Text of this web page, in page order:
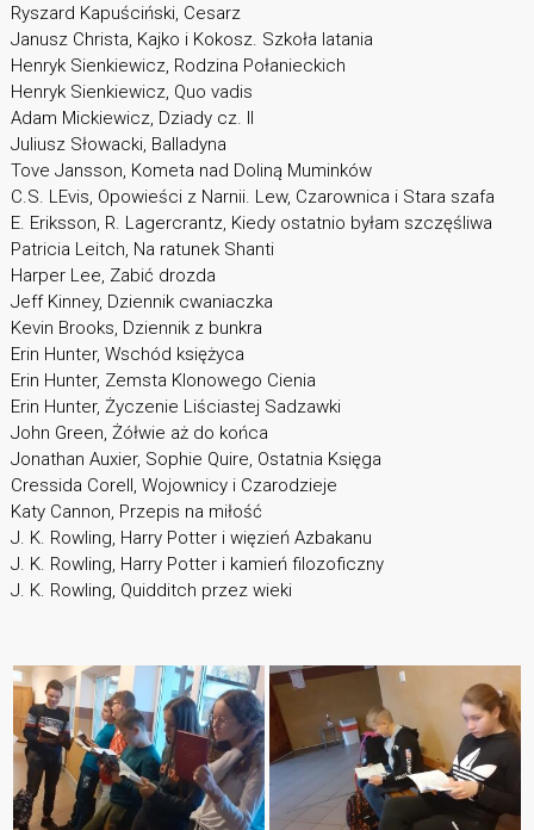
Ryszard Kapuściński, Cesarz
Janusz Christa, Kajko i Kokosz. Szkoła latania
Henryk Sienkiewicz, Rodzina Połanieckich
Henryk Sienkiewicz, Quo vadis
Adam Mickiewicz, Dziady cz. II
Juliusz Słowacki, Balladyna
Tove Jansson, Kometa nad Doliną Muminków
C.S. LEvis, Opowieści z Narnii. Lew, Czarownica i Stara szafa
E. Eriksson, R. Lagercrantz, Kiedy ostatnio byłam szczęśliwa
Patricia Leitch, Na ratunek Shanti
Harper Lee, Zabić drozda
Jeff Kinney, Dziennik cwaniaczka
Kevin Brooks, Dziennik z bunkra
Erin Hunter, Wschód księżyca
Erin Hunter, Zemsta Klonowego Cienia
Erin Hunter, Życzenie Liściastej Sadzawki
John Green, Żółwie aż do końca
Jonathan Auxier, Sophie Quire, Ostatnia Księga
Cressida Corell, Wojownicy i Czarodzieje
Katy Cannon, Przepis na miłość
J. K. Rowling, Harry Potter i więzień Azbakanu
J. K. Rowling, Harry Potter i kamień filozoficzny
J. K. Rowling, Quidditch przez wieki